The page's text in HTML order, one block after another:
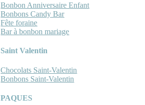
Bonbon Anniversaire Enfant
Bonbons Candy Bar
Fête foraine
Bar à bonbon mariage
Saint Valentin
Chocolats Saint-Valentin
Bonbons Saint-Valentin
PAQUES